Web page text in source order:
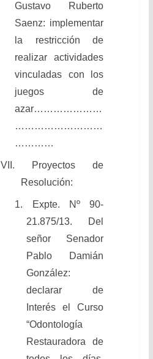
Gustavo Ruberto
Saenz: implementar
la restricción de
realizar actividades
vinculadas con los
juegos de
azar…………………
………………………
…………
VII. Proyectos de
Resolución:
1.
Expte. Nº 90-
21.875/13. Del
señor Senador
Pablo Damián
González:
declarar de
Interés el Curso
“Odontología
Restauradora de